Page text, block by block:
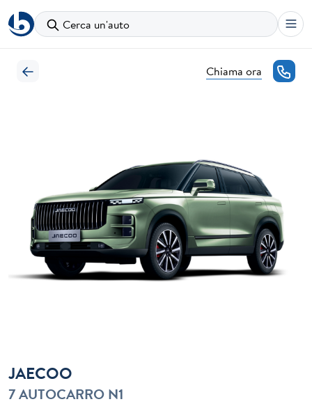
Cerca un'auto
Chiama ora
JAECOO
7 AUTOCARRO N1